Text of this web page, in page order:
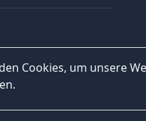
Cookies, um unsere